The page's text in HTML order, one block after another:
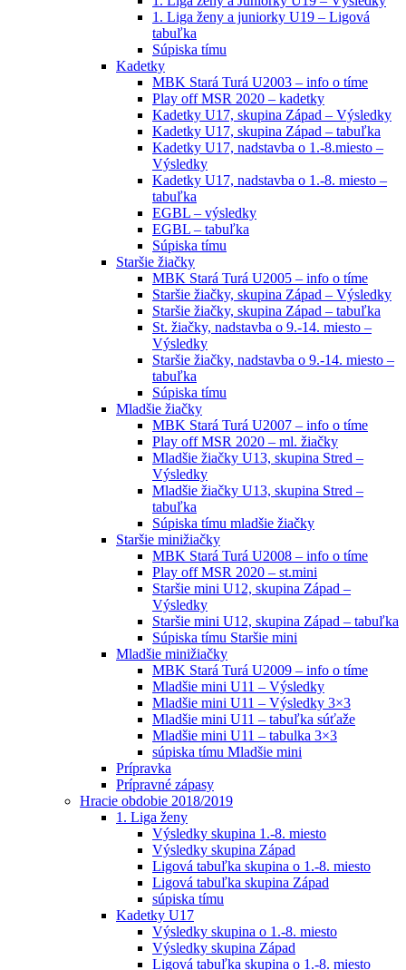
1. Liga ženy a juniorky U19 – Ligová
tabuľka
Súpiska tímu
Kadetky
MBK Stará Turá U2003 – info o tíme
Play off MSR 2020 – kadetky
Kadetky U17, skupina Západ – Výsledky
Kadetky U17, skupina Západ – tabuľka
Kadetky U17, nadstavba o 1.-8.miesto –
Výsledky
Kadetky U17, nadstavba o 1.-8. miesto –
tabuľka
EGBL – výsledky
EGBL – tabuľka
Súpiska tímu
Staršie žiačky
MBK Stará Turá U2005 – info o tíme
Staršie žiačky, skupina Západ – Výsledky
Staršie žiačky, skupina Západ – tabuľka
St. žiačky, nadstavba o 9.-14. miesto –
Výsledky
Staršie žiačky, nadstavba o 9.-14. miesto –
tabuľka
Súpiska tímu
Mladšie žiačky
MBK Stará Turá U2007 – info o tíme
Play off MSR 2020 – ml. žiačky
Mladšie žiačky U13, skupina Stred –
Výsledky
Mladšie žiačky U13, skupina Stred –
tabuľka
Súpiska tímu mladšie žiačky
Staršie minižiačky
MBK Stará Turá U2008 – info o tíme
Play off MSR 2020 – st.mini
Staršie mini U12, skupina Západ –
Výsledky
Staršie mini U12, skupina Západ – tabuľka
Súpiska tímu Staršie mini
Mladšie minižiačky
MBK Stará Turá U2009 – info o tíme
Mladšie mini U11 – Výsledky
Mladšie mini U11 – Výsledky 3×3
Mladšie mini U11 – tabuľka súťaže
Mladšie mini U11 – tabulka 3×3
súpiska tímu Mladšie mini
Prípravka
Prípravné zápasy
Hracie obdobie 2018/2019
1. Liga ženy
Výsledky skupina 1.-8. miesto
Výsledky skupina Západ
Ligová tabuľka skupina o 1.-8. miesto
Ligová tabuľka skupina Západ
súpiska tímu
Kadetky U17
Výsledky skupina o 1.-8. miesto
Výsledky skupina Západ
Ligová tabuľka skupina o 1.-8. miesto